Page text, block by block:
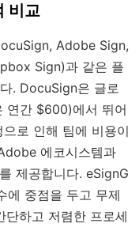
비교
Adobe Sign,
Sign)과 같은 플
. DocuSign은 글로
연간 $600)에서 뛰어
로 인해 팀에 비용이
에코시스템과
제공합니다. eSignG
에 중점을 두고 무제
하고 저렴한 프로세